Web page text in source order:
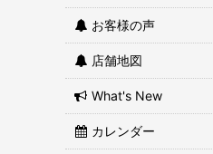
お客様の声
店舗地図
What's New
カレンダー